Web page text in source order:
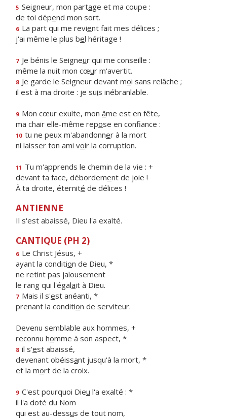
5 Seigneur, mon partage et ma coupe :
de toi dépend mon sort.
6 La part qui me revient fait mes délices ;
j'ai même le plus bel héritage !
7 Je bénis le Seigneur qui me conseille :
même la nuit mon cœur m'avertit.
8 Je garde le Seigneur devant moi sans relâche ;
il est à ma droite : je suis inébranlable.
9 Mon cœur exulte, mon âme est en fête,
ma chair elle-même repose en confiance :
10 tu ne peux m'abandonner à la mort
ni laisser ton ami voir la corruption.
11 Tu m'apprends le chemin de la vie : +
devant ta face, débordement de joie !
À ta droite, éternité de délices !
ANTIENNE
Il s'est abaissé, Dieu l'a exalté.
CANTIQUE (PH 2)
6 Le Christ Jésus, +
ayant la condition de Dieu, *
ne retint pas jalousement
le rang qui l'égalait à Dieu.
7 Mais il s'est anéanti, *
prenant la condition de serviteur.
Devenu semblable aux hommes, +
reconnu homme à son aspect, *
8 il s'est abaissé,
devenant obéissant jusqu'à la mort, *
et la mort de la croix.
9 C'est pourquoi Dieu l'a exalté : *
il l'a doté du Nom
qui est au-dessus de tout nom,